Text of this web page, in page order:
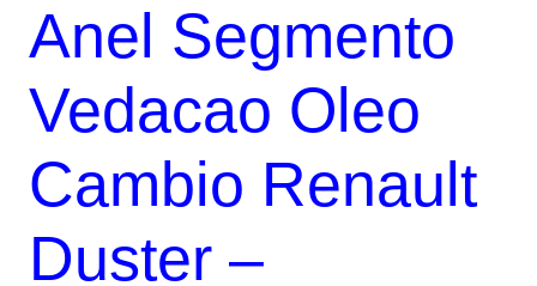
original
R$40,00.
atual
é:
R$32,00.
Anel Segmento
Vedacao Oleo
Cambio Renault
Duster –